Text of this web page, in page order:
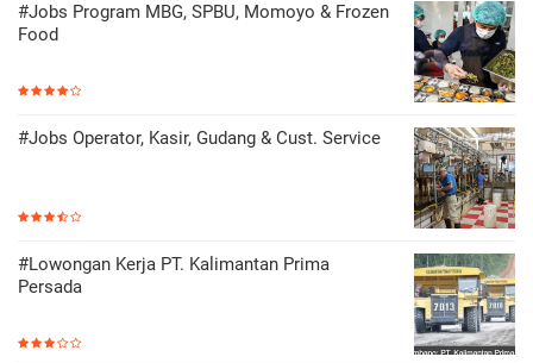
#Jobs Program MBG, SPBU, Momoyo & Frozen
Food
#Jobs Operator, Kasir, Gudang & Cust. Service
#Lowongan Kerja PT. Kalimantan Prima
Persada